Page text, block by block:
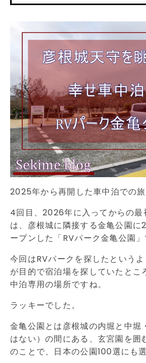
2025年から再開した車中泊での旅
4回目、2026年に入ってからの最
は、彦根城に隣接する金亀公園
ープンした「RVパーク金亀公園」
今回はRVパークを探したという
が目的で宿泊場を探していたとこ
中泊専用の場所ですね。
ラッキーでした。
金亀公園とは彦根城の内堀と中堀
はない）の間にある、玄宮園を囲
のことで、日本の公園100選にも